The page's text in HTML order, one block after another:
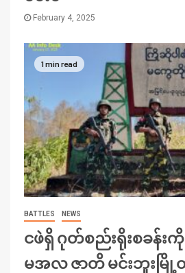
February 4, 2025
1 min read
BATTLES NEWS
ငဖဲရှိ ဂုတ်စည်းရိုးစခန်းကို
မအလ ဇာတိ မင်းဘူးမ